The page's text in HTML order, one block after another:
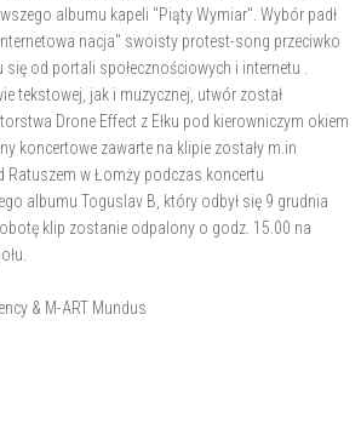
albumu kapeli "Piąty Wymiar". Wybór padł
nacja" swoisty protest-song przeciwko
od portali społecznościowych i internetu .
tekstowej, jak i muzycznej, utwór został
Drone Effect z Ełku pod kierowniczym okiem
koncertowe zawarte na klipie zostały m.in
Ratuszem w Łomży podczas koncertu
albumu Toguslav B, który odbył się 9 grudnia
klip zostanie odpalony o godz. 15.00 na
& M-ART Mundus